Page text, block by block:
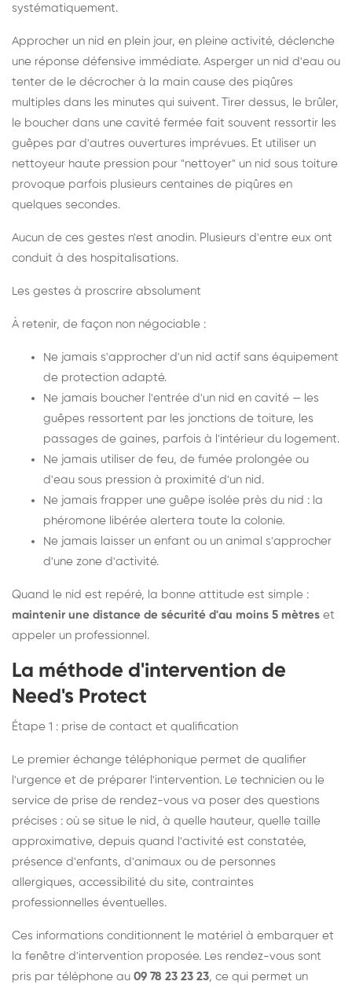
systématiquement.
Approcher un nid en plein jour, en pleine activité, déclenche
une réponse défensive immédiate. Asperger un nid d'eau ou
tenter de le décrocher à la main cause des piqûres
multiples dans les minutes qui suivent. Tirer dessus, le brûler,
le boucher dans une cavité fermée fait souvent ressortir les
guêpes par d'autres ouvertures imprévues. Et utiliser un
nettoyeur haute pression pour "nettoyer" un nid sous toiture
provoque parfois plusieurs centaines de piqûres en
quelques secondes.
Aucun de ces gestes n'est anodin. Plusieurs d'entre eux ont
conduit à des hospitalisations.
Les gestes à proscrire absolument
À retenir, de façon non négociable :
Ne jamais s'approcher d'un nid actif sans équipement
de protection adapté.
Ne jamais boucher l'entrée d'un nid en cavité — les
guêpes ressortent par les jonctions de toiture, les
passages de gaines, parfois à l'intérieur du logement.
Ne jamais utiliser de feu, de fumée prolongée ou
d'eau sous pression à proximité d'un nid.
Ne jamais frapper une guêpe isolée près du nid : la
phéromone libérée alertera toute la colonie.
Ne jamais laisser un enfant ou un animal s'approcher
d'une zone d'activité.
Quand le nid est repéré, la bonne attitude est simple :
maintenir une distance de sécurité d'au moins 5 mètres et
appeler un professionnel.
La méthode d'intervention de
Need's Protect
Étape 1 : prise de contact et qualification
Le premier échange téléphonique permet de qualifier
l'urgence et de préparer l'intervention. Le technicien ou le
service de prise de rendez-vous va poser des questions
précises : où se situe le nid, à quelle hauteur, quelle taille
approximative, depuis quand l'activité est constatée,
présence d'enfants, d'animaux ou de personnes
allergiques, accessibilité du site, contraintes
professionnelles éventuelles.
Ces informations conditionnent le matériel à embarquer et
la fenêtre d'intervention proposée. Les rendez-vous sont
pris par téléphone au 09 78 23 23 23, ce qui permet un